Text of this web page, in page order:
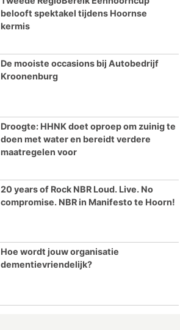
belooft spektakel tijdens Hoornse
kermis
De mooiste occasions bij Autobedrijf
Kroonenburg
Droogte: HHNK doet oproep om zuinig te
doen met water en bereidt verdere
maatregelen voor
20 years of Rock NBR Loud. Live. No
compromise. NBR in Manifesto te Hoorn!
Hoe wordt jouw organisatie
dementievriendelijk?